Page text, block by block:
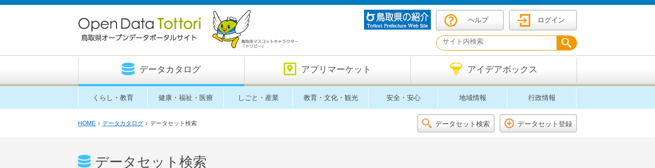
ヘルプ ログイン
データカタログ アプリマーケット アイデアボックス
くらし・教育 健康・福祉・医療 しごと・産業 教育・文化・観光 安全・安心 地域情報 行政情報
HOME › データカタログ › データセット検索 データセット検索 データセット登録
データセット検索